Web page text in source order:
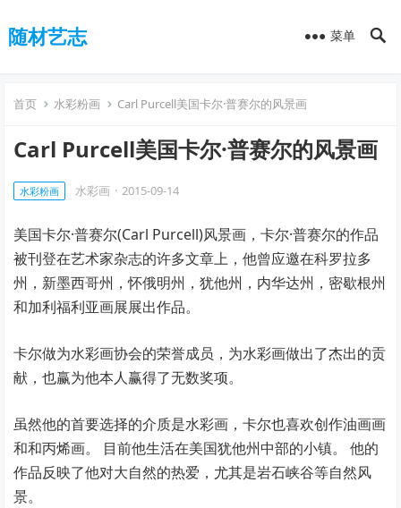
随材艺志 菜单
首页 水彩粉画 Carl Purcell美国卡尔·普赛尔的风景画
Carl Purcell美国卡尔·普赛尔的风景画
水彩粉画 水彩画 · 2015-09-14
美国卡尔·普赛尔(Carl Purcell)风景画，卡尔·普赛尔的作品
被刊登在艺术家杂志的许多文章上，他曾应邀在科罗拉多
州，新墨西哥州，怀俄明州，犹他州，内华达州，密歇根州
和加利福利亚画展展出作品。
卡尔做为水彩画协会的荣誉成员，为水彩画做出了杰出的贡
献，也赢为他本人赢得了无数奖项。
虽然他的首要选择的介质是水彩画，卡尔也喜欢创作油画画
和和丙烯画。 目前他生活在美国犹他州中部的小镇。 他的
作品反映了他对大自然的热爱，尤其是岩石峡谷等自然风
景。